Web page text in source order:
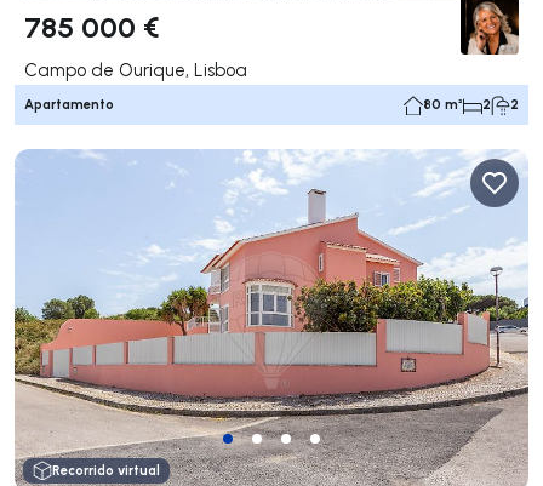
785 000 €
Campo de Ourique, Lisboa
Apartamento 80 m² 2 2
Recorrido virtual